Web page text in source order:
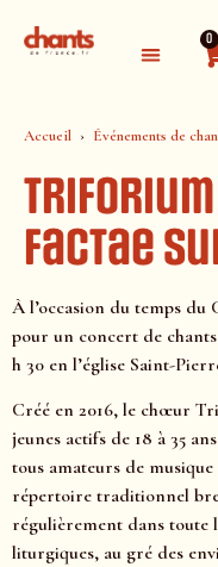
0
Accueil Événements de
Triforium
factae
À l’occasion du temps
pour un concert de
h 30 en l’église Saint-
Créé en 2016, le chœur
jeunes actifs de 18 à 35
tous amateurs de
répertoire traditionnel
régulièrement dans toute
liturgiques, au gré des